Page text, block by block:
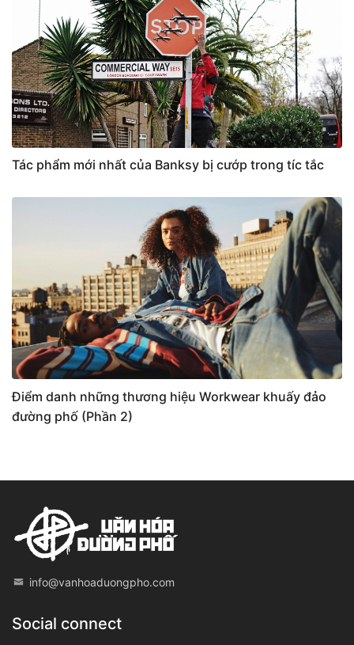
Tác phẩm mới nhất của Banksy bị cướp trong tíc tắc
Điểm danh những thương hiệu Workwear khuấy đảo
đường phố (Phần 2)
info@vanhoaduongpho.com
Social connect